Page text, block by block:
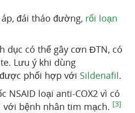
đái tháo đường, rối loạn
dục có thể gây cơn ĐTN, có
Lưu ý khi dùng
phối hợp với Sildenafil.
NSAID loại anti-COX2 vì có
với bệnh nhân tim mạch. [3]